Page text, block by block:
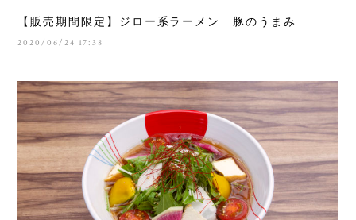
【販売期間限定】ジロー系ラーメン 豚のうまみ
2020/06/24 17:38